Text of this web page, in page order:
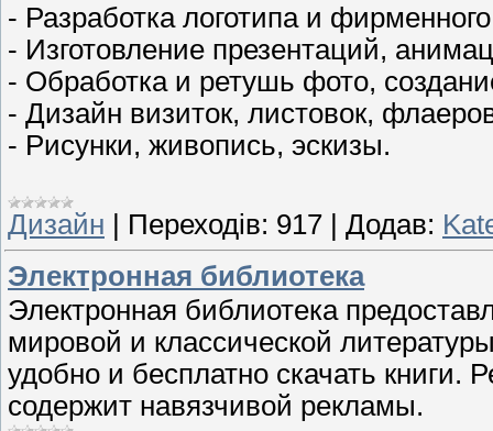
- Разработка логотипа и
- Изготовление презентаций,
- Обработка и ретушь фото,
- Дизайн визиток, листовок,
- Рисунки, живопись, эскизы.
Дизайн Переходів: 917 Додав:
Электронная библиотека
Электронная библиотека
мировой и классической
удобно и бесплатно скачать книги.
содержит навязчивой рекламы.